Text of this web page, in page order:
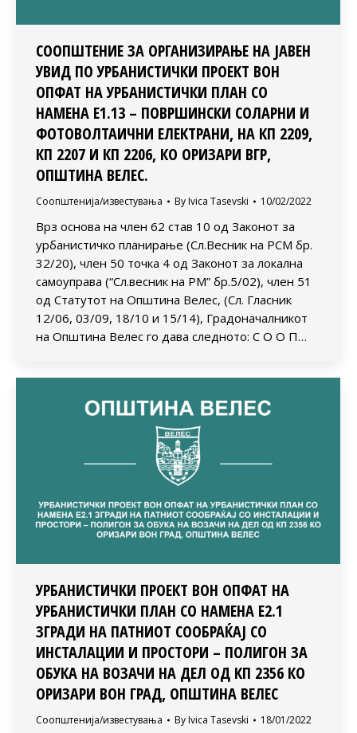
СООПШТЕНИЕ ЗА ОРГАНИЗИРАЊЕ НА ЈАВЕН
УВИД ПО УРБАНИСТИЧКИ ПРОЕКТ ВОН
ОПФАТ НА УРБАНИСТИЧКИ ПЛАН СО
НАМЕНА Е1.13 – ПОВРШИНСКИ СОЛАРНИ И
ФОТОВОЛТАИЧНИ ЕЛЕКТРАНИ, НА КП 2209,
КП 2207 И КП 2206, КО ОРИЗАРИ ВГР,
ОПШТИНА ВЕЛЕС.
Соопштенија/известувања By Ivica Tasevski 10/02/2022
Врз основа на член 62 став 10 од Законот за
урбанистичко планирање (Сл.Весник на РСМ бр.
32/20), член 50 точка 4 од Законот за локална
самоуправа (“Сл.весник на РМ” бр.5/02), член 51
од Статутот на Општина Велес, (Сл. Гласник
12/06, 03/09, 18/10 и 15/14), Градоначалникот
на Општина Велес го дава следното: С О О П…
УРБАНИСТИЧКИ ПРОЕКТ ВОН ОПФАТ НА
УРБАНИСТИЧКИ ПЛАН СО НАМЕНА Е2.1
ЗГРАДИ НА ПАТНИОТ СООБРАЌАЈ СО
ИНСТАЛАЦИИ И ПРОСТОРИ – ПОЛИГОН ЗА
ОБУКА НА ВОЗАЧИ НА ДЕЛ ОД КП 2356 КО
ОРИЗАРИ ВОН ГРАД, ОПШТИНА ВЕЛЕС
Соопштенија/известувања By Ivica Tasevski 18/01/2022